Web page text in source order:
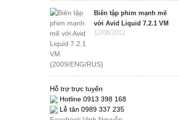
Biên tập phim mạnh mẽ
với Avid Liquid 7.2.1 VM
(2009/ENG/RUS)
12/08/2012
Hỗ trợ trực tuyến
Hotline 0913 398 168
Lễ tân 0989 337 235